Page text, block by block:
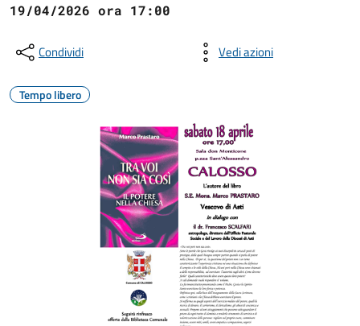
19/04/2026 ora 17:00
Condividi Vedi azioni
Tempo libero